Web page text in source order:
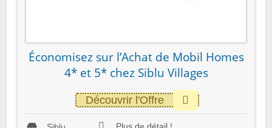
Économisez sur l’Achat de Mobil Homes
4* et 5* chez Siblu Villages
Découvrir l'Offre